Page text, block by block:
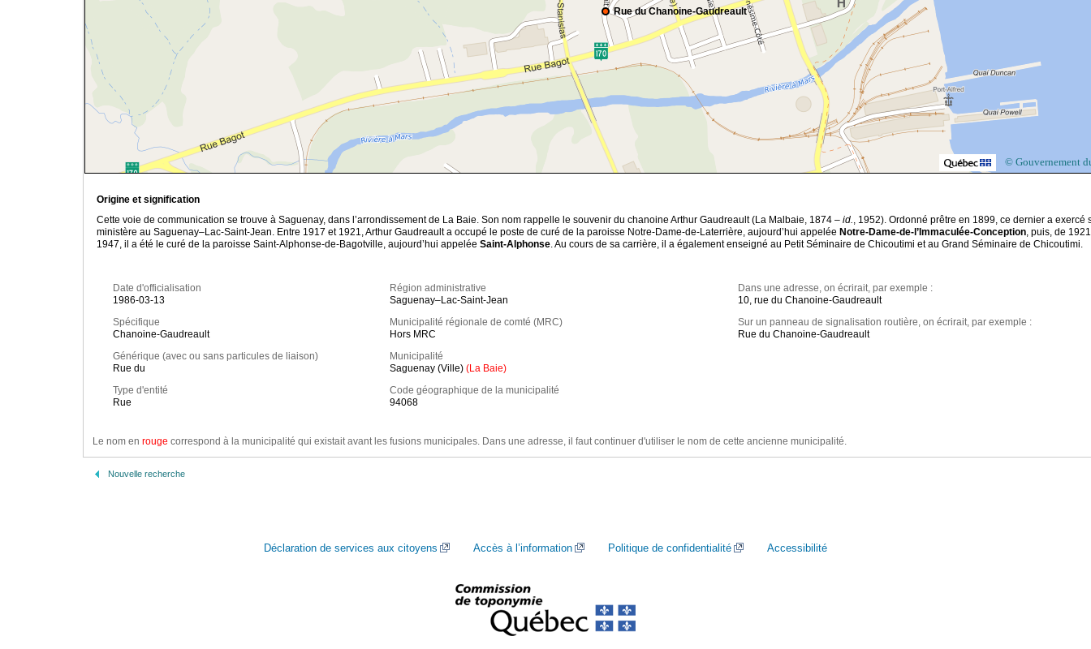
Rue du Chanoine-Gaudreault
© Gouvernement
Origine et signification
Cette voie de communication se trouve à Saguenay, dans l’arrondissement de La Baie. Son nom rappelle le souvenir du chanoine Arthur Gaudreault (La Malbaie, 1874 – id., 1952). Ordonné prêtre en 1899, ce dernier a exercé
ministère au Saguenay–Lac-Saint-Jean. Entre 1917 et 1921, Arthur Gaudreault a occupé le poste de curé de la paroisse Notre-Dame-de-Laterrière, aujourd’hui appelée Notre-Dame-de-l’Immaculée-Conception, puis, de
1947, il a été le curé de la paroisse Saint-Alphonse-de-Bagotville, aujourd’hui appelée Saint-Alphonse. Au cours de sa carrière, il a également enseigné au Petit Séminaire de Chicoutimi et au Grand Séminaire de Chicoutimi.
Date d'officialisation
1986-03-13
Spécifique
Chanoine-Gaudreault
Générique (avec ou sans particules de liaison)
Rue du
Type d'entité
Rue
Région administrative
Saguenay–Lac-Saint-Jean
Municipalité régionale de comté (MRC)
Hors MRC
Municipalité
Saguenay (Ville) (La Baie)
Code géographique de la municipalité
94068
Dans une adresse, on écrirait, par exemple :
10, rue du Chanoine-Gaudreault
Sur un panneau de signalisation routière, on écrirait, par exemple :
Rue du Chanoine-Gaudreault
Le nom en rouge correspond à la municipalité qui existait avant les fusions municipales. Dans une adresse, il faut continuer d'utiliser le nom de cette ancienne municipalité.
Nouvelle recherche
Déclaration de services aux citoyens Accès à l’information Politique de confidentialité Accessibilité